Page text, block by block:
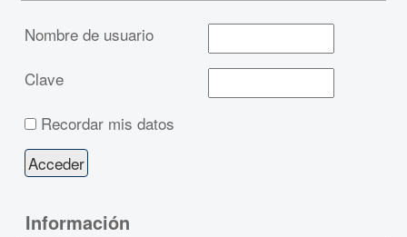
Nombre de usuario
Clave
Recordar mis datos
Información